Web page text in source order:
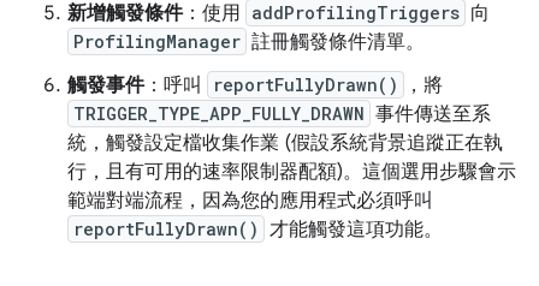
新增觸發條件：使用 addProfilingTriggers 向
ProfilingManager 註冊觸發條件清單。
觸發事件：呼叫 reportFullyDrawn() ，將
TRIGGER_TYPE_APP_FULLY_DRAWN 事件傳送至系
統，觸發設定檔收集作業 (假設系統背景追蹤正在執
行，且有可用的速率限制器配額)。這個選用步驟會示
範端對端流程，因為您的應用程式必須呼叫
reportFullyDrawn() 才能觸發這項功能。